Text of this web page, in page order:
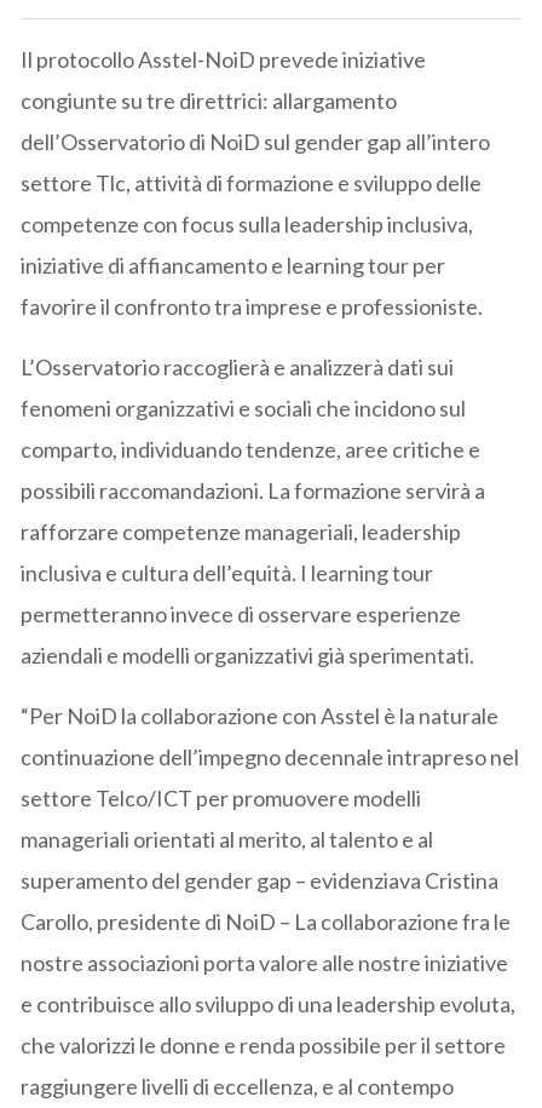
Il protocollo Asstel-NoiD prevede iniziative
congiunte su tre direttrici: allargamento
dell’Osservatorio di NoiD sul gender gap all’intero
settore Tlc, attività di formazione e sviluppo delle
competenze con focus sulla leadership inclusiva,
iniziative di affiancamento e learning tour per
favorire il confronto tra imprese e professioniste.
L’Osservatorio raccoglierà e analizzerà dati sui
fenomeni organizzativi e sociali che incidono sul
comparto, individuando tendenze, aree critiche e
possibili raccomandazioni. La formazione servirà a
rafforzare competenze manageriali, leadership
inclusiva e cultura dell’equità. I learning tour
permetteranno invece di osservare esperienze
aziendali e modelli organizzativi già sperimentati.
“Per NoiD la collaborazione con Asstel è la naturale
continuazione dell’impegno decennale intrapreso nel
settore Telco/ICT per promuovere modelli
manageriali orientati al merito, al talento e al
superamento del gender gap – evidenziava Cristina
Carollo, presidente di NoiD – La collaborazione fra le
nostre associazioni porta valore alle nostre iniziative
e contribuisce allo sviluppo di una leadership evoluta,
che valorizzi le donne e renda possibile per il settore
raggiungere livelli di eccellenza, e al contempo